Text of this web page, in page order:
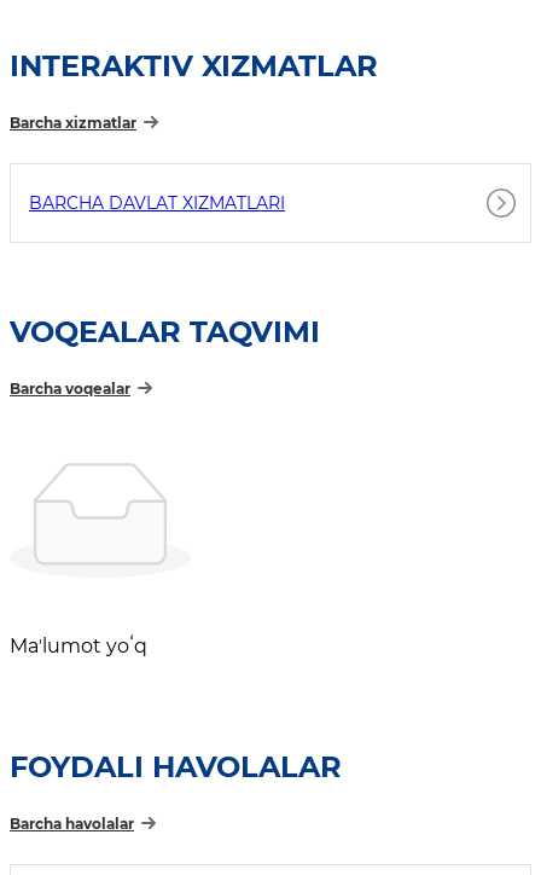
INTERAKTIV XIZMATLAR
Barcha xizmatlar
BARCHA DAVLAT XIZMATLARI
VOQEALAR TAQVIMI
Barcha voqealar
Maʼlumot yoʻq
FOYDALI HAVOLALAR
Barcha havolalar